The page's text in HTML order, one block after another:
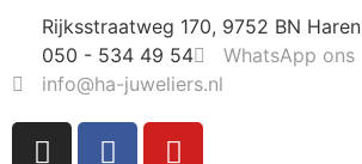
Rijksstraatweg 170, 9752 BN Haren
050 - 534 49 54
WhatsApp ons
info@ha-juweliers.nl